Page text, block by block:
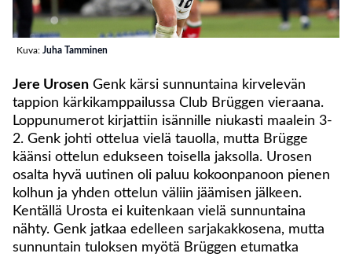
Kuva: Juha Tamminen
Jere Urosen Genk kärsi sunnuntaina kirvelevän
tappion kärkikamppailussa Club Brüggen vieraana.
Loppunumerot kirjattiin isännille niukasti maalein 3-
2. Genk johti ottelua vielä tauolla, mutta Brügge
käänsi ottelun edukseen toisella jaksolla. Urosen
osalta hyvä uutinen oli paluu kokoonpanoon pienen
kolhun ja yhden ottelun väliin jäämisen jälkeen.
Kentällä Urosta ei kuitenkaan vielä sunnuntaina
nähty. Genk jatkaa edelleen sarjakakkosena, mutta
sunnuntain tuloksen myötä Brüggen etumatka